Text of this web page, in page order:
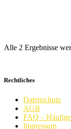
Alle 2 Ergebnisse
Rechtliches
Datenschutz
AGB
FAQ –
Impressum